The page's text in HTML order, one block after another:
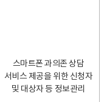
스마트폰 과의존 상담
서비스 제공을 위한 신청자
및 대상자 등 정보관리